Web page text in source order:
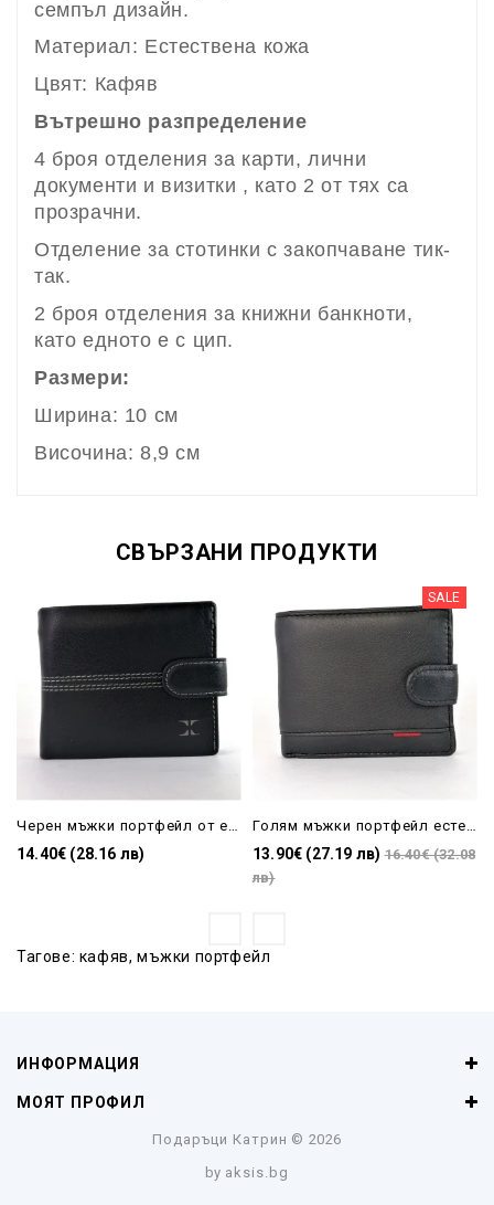
семпъл дизайн.
Материал: Естествена кожа
Цвят: Кафяв
Вътрешно разпределение
4 броя отделения за карти, лични
документи и визитки , като 2 от тях са
прозрачни.
Отделение за стотинки с закопчаване тик-
так.
2 броя отделения за книжни банкноти,
като едното е с цип.
Размери:
Ширина: 10 см
Височина: 8,9 см
СВЪРЗАНИ ПРОДУКТИ
14.40€ (28.16 лв)
SALE
13.90€ (27.19 лв) 16.40€ (32.08
лв)
Тагове: кафяв,мъжки портфейл
ИНФОРМАЦИЯ
МОЯТ ПРОФИЛ
Подаръци Катрин © 2026
by aksis.bg